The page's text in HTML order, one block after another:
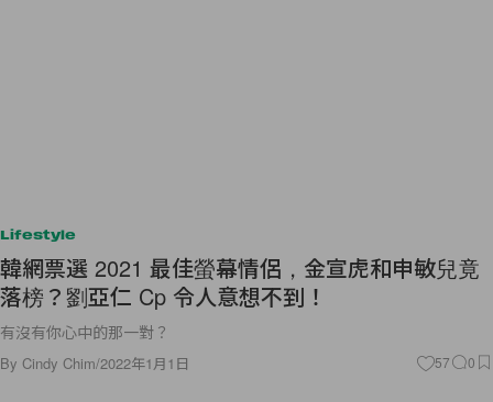
Lifestyle
韓網票選 2021 最佳螢幕情侶，金宣虎和申敏兒竟
落榜？劉亞仁 Cp 令人意想不到！
有沒有你心中的那一對？
By Cindy Chim/2022年1月1日 57 0